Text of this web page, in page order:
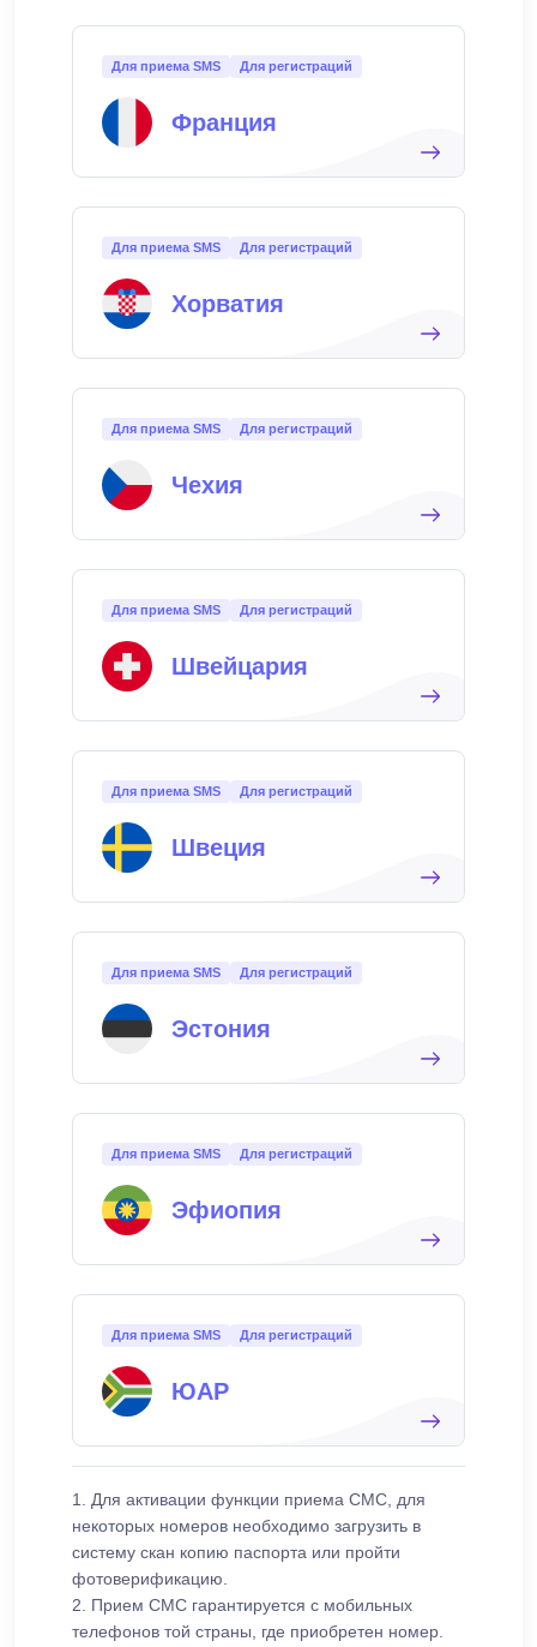
Для приема SMS Для регистраций
Франция
Для приема SMS Для регистраций
Хорватия
Для приема SMS Для регистраций
Чехия
Для приема SMS Для регистраций
Швейцария
Для приема SMS Для регистраций
Швеция
Для приема SMS Для регистраций
Эстония
Для приема SMS Для регистраций
Эфиопия
Для приема SMS Для регистраций
ЮАР
1. Для активации функции приема СМС, для
некоторых номеров необходимо загрузить в
систему скан копию паспорта или пройти
фотоверификацию.
2. Прием СМС гарантируется с мобильных
телефонов той страны, где приобретен номер.